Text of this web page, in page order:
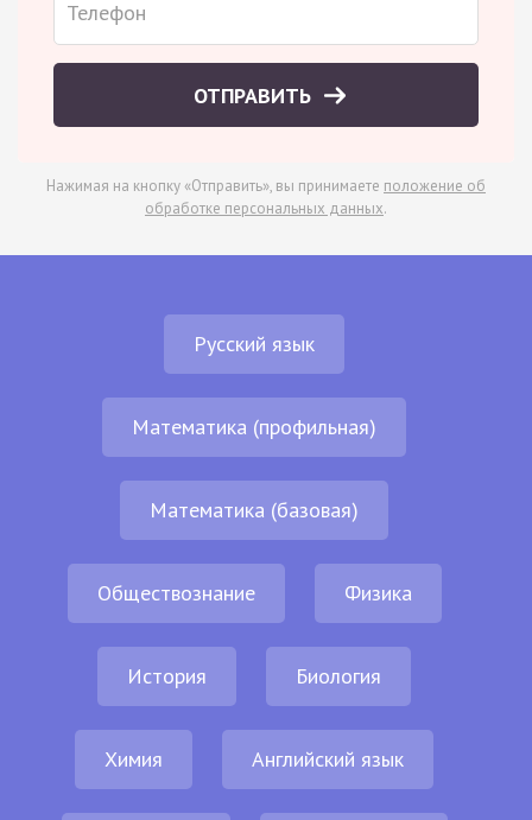
ОТПРАВИТЬ
Нажимая на кнопку «Отправить», вы принимаете положение об
обработке персональных данных.
Русский язык
Математика (профильная)
Математика (базовая)
Обществознание Физика
История Биология
Химия Английский язык